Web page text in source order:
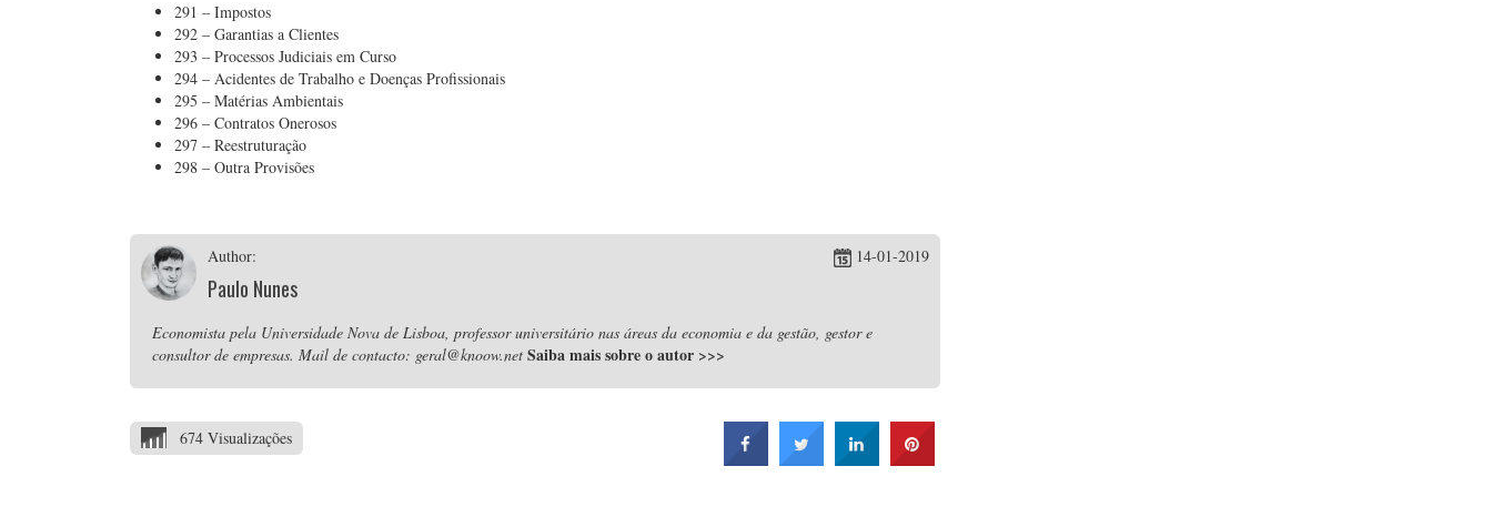
291 – Impostos
292 – Garantias a Clientes
293 – Processos Judiciais em Curso
294 – Acidentes de Trabalho e Doenças Profissionais
295 – Matérias Ambientais
296 – Contratos Onerosos
297 – Reestruturação
298 – Outra Provisões
Author:
Paulo Nunes
14-01-2019
Economista pela Universidade Nova de Lisboa, professor universitário nas áreas da economia e da gestão, gestor e
consultor de empresas. Mail de contacto: geral@knoow.net Saiba mais sobre o autor >>>
674 Visualizações